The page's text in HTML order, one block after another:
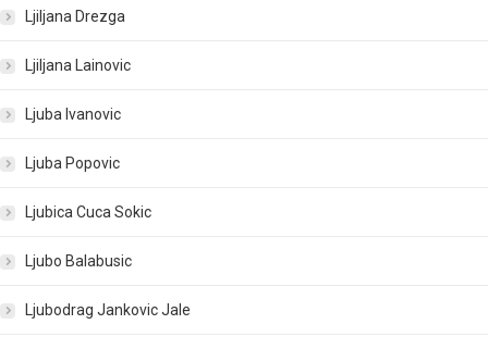
Ljiljana Drezga
Ljiljana Lainovic
Ljuba Ivanovic
Ljuba Popovic
Ljubica Cuca Sokic
Ljubo Balabusic
Ljubodrag Jankovic Jale